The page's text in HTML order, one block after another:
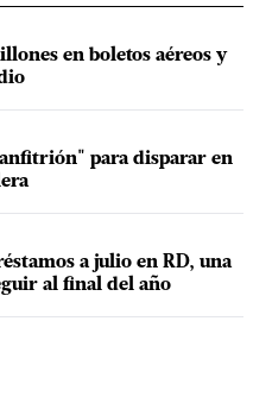
en boletos aéreos y
para disparar en
a julio en RD, una
al final del año